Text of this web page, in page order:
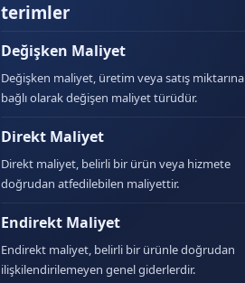
terimler
Değişken Maliyet
Değişken maliyet, üretim veya satış miktarına
bağlı olarak değişen maliyet türüdür.
Direkt Maliyet
Direkt maliyet, belirli bir ürün veya hizmete
doğrudan atfedilebilen maliyettir.
Endirekt Maliyet
Endirekt maliyet, belirli bir ürünle doğrudan
ilişkilendirilemeyen genel giderlerdir.